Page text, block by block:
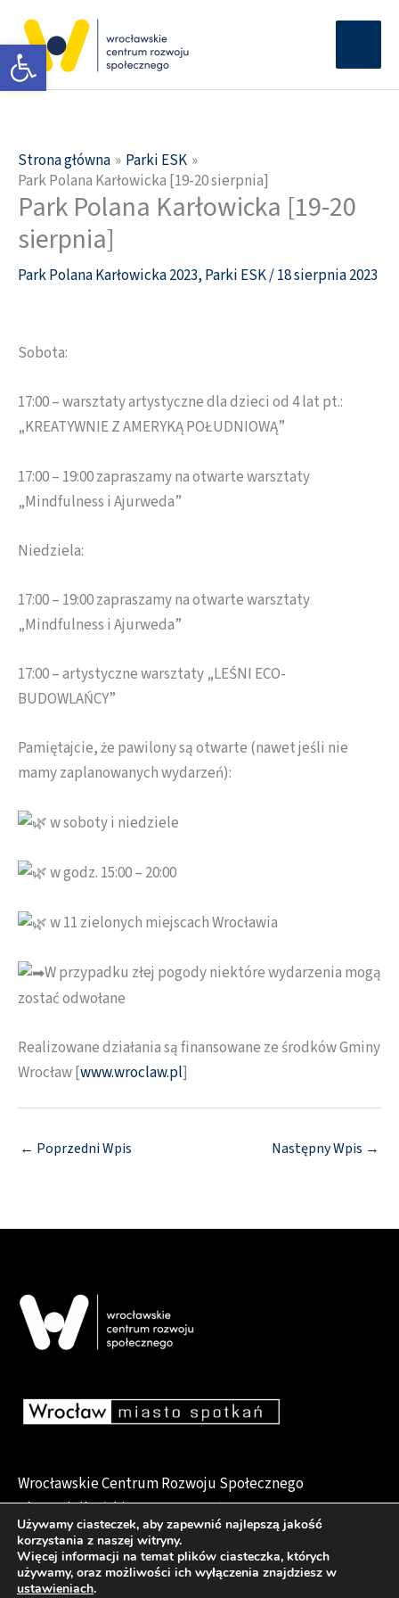
Otwórz pasek narzędzi
treści
Strona główna
Parki ESK
Park Polana Karłowicka [19-20 sierpnia]
Park Polana Karłowicka [19-20
sierpnia]
Park Polana Karłowicka 2023, Parki ESK/18 sierpnia 2023
Sobota:
17:00 – warsztaty artystyczne dla dzieci od 4 lat pt.:
„KREATYWNIE Z AMERYKĄ POŁUDNIOWĄ”
17:00 – 19:00 zapraszamy na otwarte warsztaty
„Mindfulness i Ajurweda”
Niedziela:
17:00 – 19:00 zapraszamy na otwarte warsztaty
„Mindfulness i Ajurweda”
17:00 – artystyczne warsztaty „LEŚNI ECO-
BUDOWLAŃCY”
Pamiętajcie, że pawilony są otwarte (nawet jeśli nie
mamy zaplanowanych wydarzeń):
w soboty i niedziele
w godz. 15:00 – 20:00
w 11 zielonych miejscach Wrocławia
W przypadku złej pogody niektóre wydarzenia mogą
zostać odwołane
Realizowane działania są finansowane ze środków Gminy
Wrocław [www.wroclaw.pl]
← Poprzedni Wpis Następny Wpis →
Wrocławskie Centrum Rozwoju Społecznego
pl. Dominikański 6, 50-159 Wrocław
Deklaracja dostępności
Używamy ciasteczek, aby zapewnić najlepszą jakość
korzystania z naszej witryny.
Więcej informacji na temat plików ciasteczka, których
używamy, oraz możliwości ich wyłączenia znajdziesz w
ustawieniach.